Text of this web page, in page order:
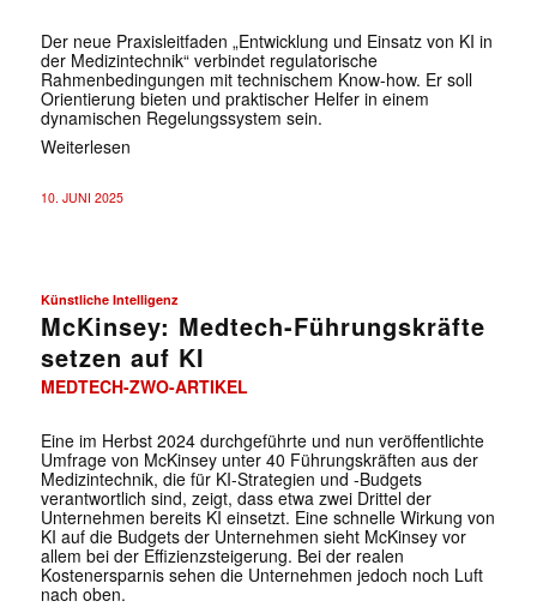
Der neue Praxisleitfaden „Entwicklung und Einsatz von KI in
der Medizintechnik“ verbindet regulatorische
Rahmenbedingungen mit technischem Know-how. Er soll
Orientierung bieten und praktischer Helfer in einem
dynamischen Regelungssystem sein.
Weiterlesen
10. JUNI 2025
Künstliche Intelligenz
McKinsey: Medtech-Führungskräfte
setzen auf KI
MEDTECH-ZWO-ARTIKEL
Eine im Herbst 2024 durchgeführte und nun veröffentlichte
Umfrage von McKinsey unter 40 Führungskräften aus der
Medizintechnik, die für KI-Strategien und -Budgets
verantwortlich sind, zeigt, dass etwa zwei Drittel der
Unternehmen bereits KI einsetzt. Eine schnelle Wirkung von
KI auf die Budgets der Unternehmen sieht McKinsey vor
allem bei der Effizienzsteigerung. Bei der realen
Kostenersparnis sehen die Unternehmen jedoch noch Luft
nach oben.